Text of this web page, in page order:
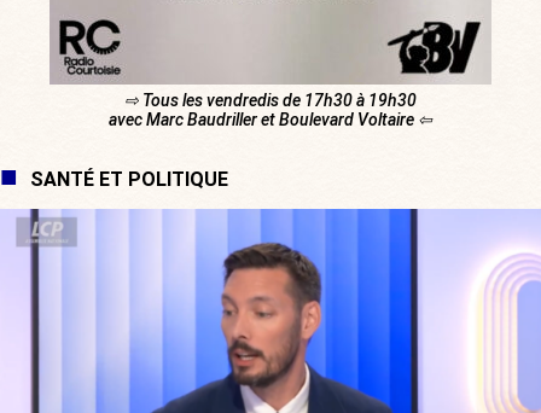
⇨ Tous les vendredis de 17h30 à 19h30
avec Marc Baudriller et Boulevard Voltaire ⇦
SANTÉ ET POLITIQUE